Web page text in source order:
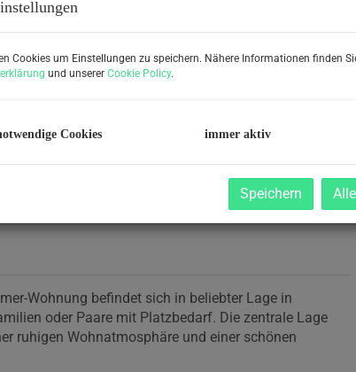
Wohnung befindet sich in beliebter Lage in
oder Paare mit Platzbedarf. Die zentrale Lage
ruhigen Wohnatmosphäre und einer schönen
Cookies um Einstellungen zu speichern. Nähere Informationen finden
und unserer Cookie Policy.
Cookies immer aktiv
Speichern